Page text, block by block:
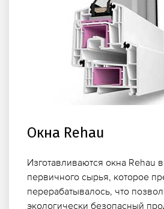
Окна Rehau
Изготавливаются окна Rehau
первичного сырья, которое
перерабатывалось, что
экологически безопасный